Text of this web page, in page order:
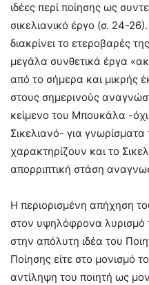
ιδέες περί ποίησης ως
σικελιανικό έργο (σ. 24-
διακρίνει το ετεροβαρές
μεγάλα συνθετικά έργα
από το σήμερα και μικρής
στους σημερινούς
κείμενο του Μπουκάλα -
Σικελιανό- για
χαρακτηρίζουν και το
απορριπτική στάση
Η περιορισμένη απήχηση
στον υψηλόφρονα λυρισμό
στην απόλυτη ιδέα του
Ποίησης είτε στο μονισμό
αντίληψη του ποιητή ως